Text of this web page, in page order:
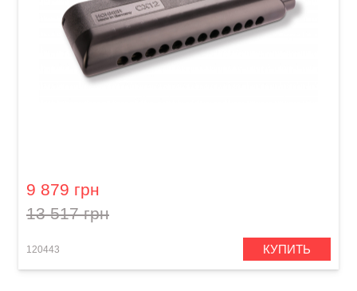
9 879 грн
13 517 грн
120443 КУПИТЬ